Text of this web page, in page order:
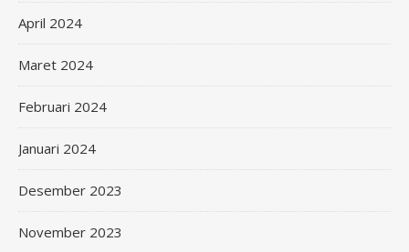
April 2024
Maret 2024
Februari 2024
Januari 2024
Desember 2023
November 2023